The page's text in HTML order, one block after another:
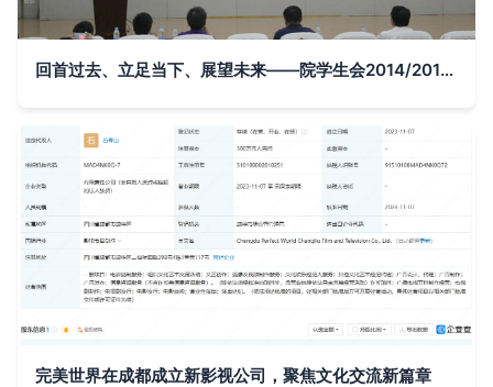
回首过去、立足当下、展望未来——院学生会2014/2015学年度学年工作汇报交流活动组织文化艺术交流活动纪实
完美世界在成都成立新影视公司，聚焦文化交流新篇章